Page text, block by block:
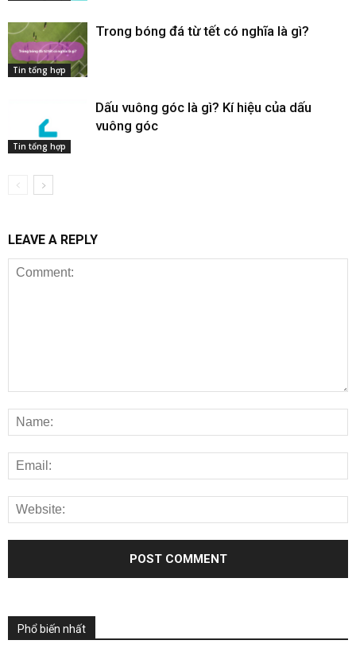
Tin tổng hợp
Trong bóng đá từ tết có nghĩa là gì​?
Tin tổng hợp
Dấu vuông góc​ là gì? Kí hiệu của dấu
vuông góc
LEAVE A REPLY
Phổ biến nhất